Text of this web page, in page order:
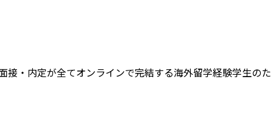
・内定が全てオンラインで完結する海外留学経験学生のた